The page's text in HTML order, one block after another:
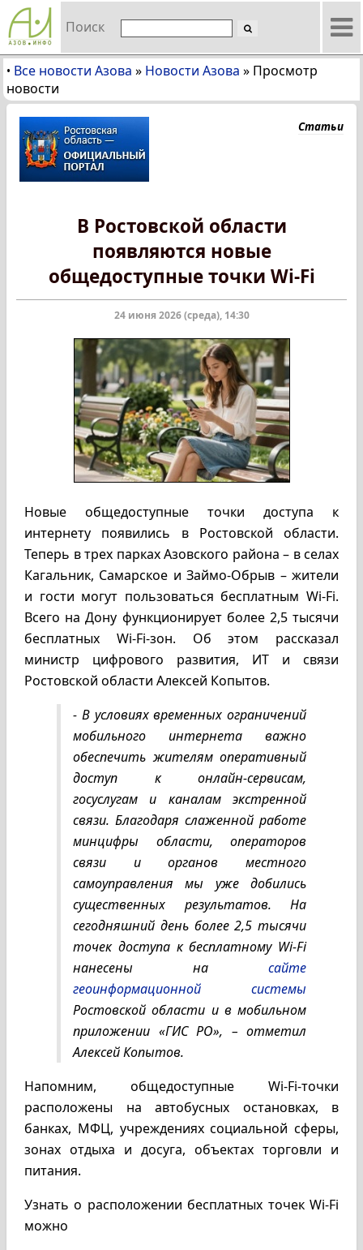
Поиск
• Все новости Азова » Новости Азова » Просмотр
новости
Статьи
В Ростовской области
появляются новые
общедоступные точки Wi-Fi
24 июня 2026 (среда), 14:30
Новые общедоступные точки доступа к
интернету появились в Ростовской области.
Теперь в трех парках Азовского района – в селах
Кагальник, Самарское и Займо-Обрыв – жители
и гости могут пользоваться бесплатным Wi-Fi.
Всего на Дону функционирует более 2,5 тысячи
бесплатных Wi-Fi-зон. Об этом рассказал
министр цифрового развития, ИТ и связи
Ростовской области Алексей Копытов.
- В условиях временных ограничений
мобильного интернета важно
обеспечить жителям оперативный
доступ к онлайн‑сервисам,
госуслугам и каналам экстренной
связи. Благодаря слаженной работе
минцифры области, операторов
связи и органов местного
самоуправления мы уже добились
существенных результатов. На
сегодняшний день более 2,5 тысячи
точек доступа к бесплатному Wi‑Fi
нанесены на сайте
геоинформационной системы
Ростовской области и в мобильном
приложении «ГИС РО», – отметил
Алексей Копытов.
Напомним, общедоступные Wi-Fi-точки
расположены на автобусных остановках, в
банках, МФЦ, учреждениях социальной сферы,
зонах отдыха и досуга, объектах торговли и
питания.
Узнать о расположении бесплатных точек Wi-Fi
можно